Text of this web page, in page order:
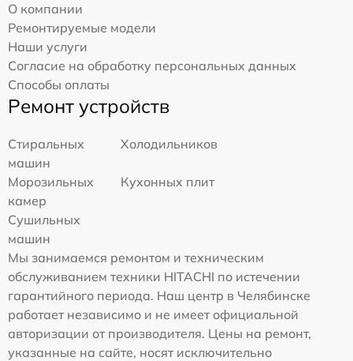
О компании
Ремонтируемые модели
Наши услуги
Согласие на обработку персональных данных
Способы оплаты
Ремонт устройств
Стиральных
машин
Холодильников
Морозильных
камер
Кухонных плит
Сушильных
машин
Мы занимаемся ремонтом и техническим
обслуживанием техники HITACHI по истечении
гарантийного периода. Наш центр в Челябинске
работает независимо и не имеет официальной
авторизации от производителя. Цены на ремонт,
указанные на сайте, носят исключительно